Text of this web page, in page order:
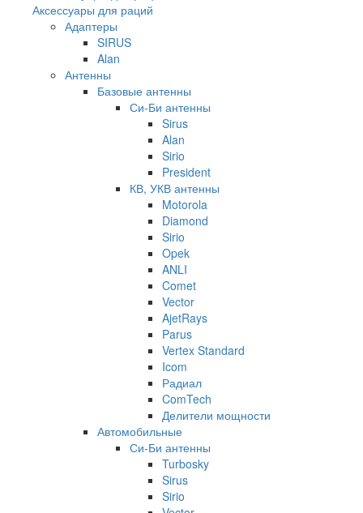
Аксессуары для раций
Адаптеры
SIRUS
Alan
Антенны
Базовые антенны
Си-Би антенны
Sirus
Alan
Sirio
President
КВ, УКВ антенны
Motorola
Diamond
Sirio
Opek
ANLI
Comet
Vector
AjetRays
Parus
Vertex Standard
Icom
Радиал
ComTech
Делители мощности
Автомобильные
Си-Би антенны
Turbosky
Sirus
Sirio